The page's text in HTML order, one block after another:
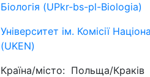
Біологія (UPkr-bs-pl-Biologia)
Університет ім. Комісії
(UKEN)
Країна/місто: Польща/Краків